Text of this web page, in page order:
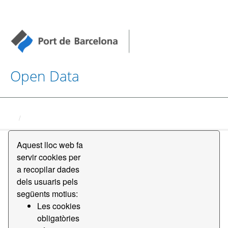
Aquest lloc web fa
servir cookies per
a recopilar dades
dels usuaris pels
següents motius:
Les cookies
obligatòries
Open Data
Ordena per